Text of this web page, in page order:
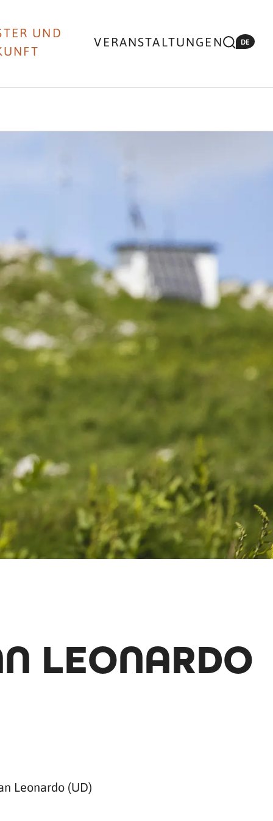
UND
VERANSTALTUNGEN DE
LEONARDO
Leonardo (UD)